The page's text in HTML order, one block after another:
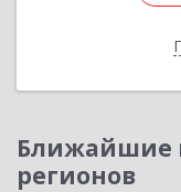
Ближайшие
регионов